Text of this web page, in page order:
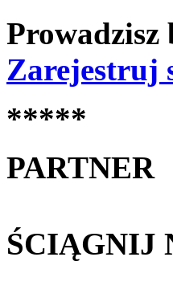
Prowadzisz
Zarejestruj
*****
PARTNER
ŚCIĄGNIJ